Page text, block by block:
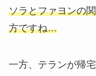
ソラとファヨンの
方ですね…
一方、テランが帰